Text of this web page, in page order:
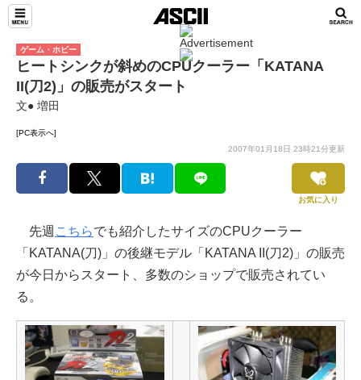
ゲーム・ホビー
ヒートシンクが斜めのCPUクーラー「KATANA
II(刀2)」の販売がスタート
文● 増田
[PC表示へ]
2007年01月18日 23時21分更新
お気に入り
先週 こちらでも紹介したサイズのCPUクーラー
「KATANA(刀)」の後継モデル「KATANA II(刀2)」の販売
が今日からスタート、多数のショップで販売されてい
る。